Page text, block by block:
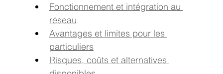
Fonctionnement et intégration au
réseau
Avantages et limites pour les
particuliers
Risques, coûts et alternatives